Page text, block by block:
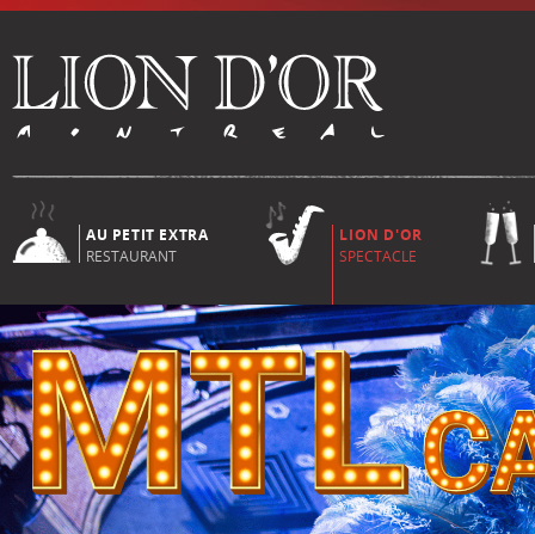
AU PETIT EXTRA
RESTAURANT
LION D'OR
SPECTACLE